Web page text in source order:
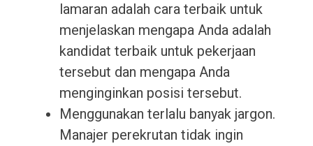
lamaran adalah cara terbaik untuk
menjelaskan mengapa Anda adalah
kandidat terbaik untuk pekerjaan
tersebut dan mengapa Anda
menginginkan posisi tersebut.
Menggunakan terlalu banyak jargon.
Manajer perekrutan tidak ingin